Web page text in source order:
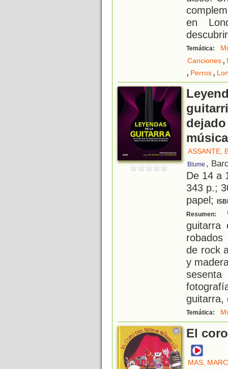
en
Temática:
Canciones,
, Perros,
música
ASSANTE,
Blume ,
De 14 a
343 p.;
papel;
Resumen:
guitarra
robados
de rock
y
guitarra,
Temática:
El
MAS,